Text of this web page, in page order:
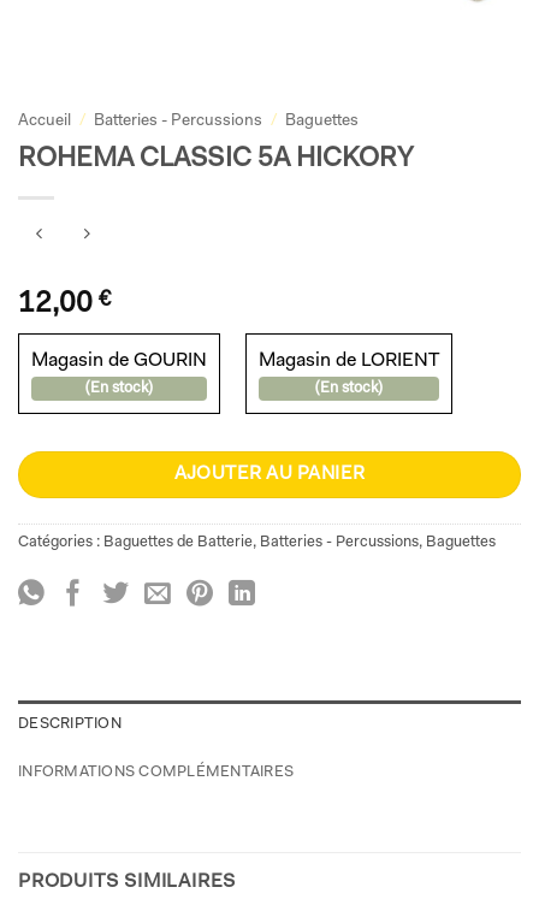
Accueil / Batteries - Percussions / Baguettes
ROHEMA CLASSIC 5A HICKORY
12,00 €
Magasin de GOURIN
(En stock)
Magasin de LORIENT
(En stock)
AJOUTER AU PANIER
Catégories : Baguettes de Batterie, Batteries - Percussions, Baguettes
DESCRIPTION
INFORMATIONS COMPLÉMENTAIRES
PRODUITS SIMILAIRES